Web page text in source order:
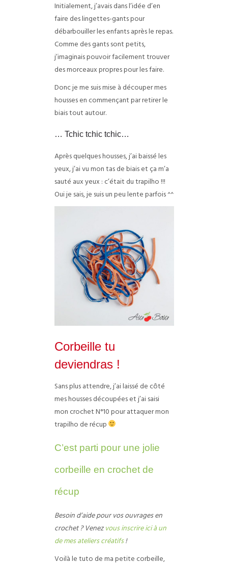
Initialement, j’avais dans l’idée d’en
faire des lingettes-gants pour
débarbouiller les enfants après le repas.
Comme des gants sont petits,
j’imaginais pouvoir facilement trouver
des morceaux propres pour les faire.
Donc je me suis mise à découper mes
housses en commençant par retirer le
biais tout autour.
… Tchic tchic tchic…
Après quelques housses, j’ai baissé les
yeux, j’ai vu mon tas de biais et ça m’a
sauté aux yeux : c’était du trapilho !!!
Oui je sais, je suis un peu lente parfois ^^
Corbeille tu
deviendras !
Sans plus attendre, j’ai laissé de côté
mes housses découpées et j’ai saisi
mon crochet N°10 pour attaquer mon
trapilho de récup
C’est parti pour une jolie
corbeille en crochet de
récup
Besoin d’aide pour vos ouvrages en
crochet ? Venezvous inscrire ici à un
de mes ateliers créatifs!
Voilà le tuto de ma petite corbeille,